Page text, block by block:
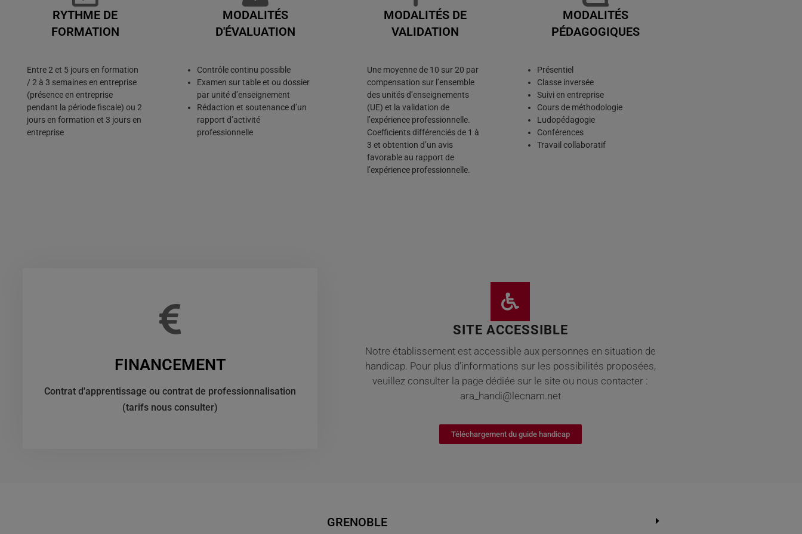
RYTHME DE
FORMATION
Entre 2 et 5 jours en formation
/ 2 à 3 semaines en entreprise
(présence en entreprise
pendant la période fiscale) ou 2
jours en formation et 3 jours en
entreprise
MODALITÉS
D'ÉVALUATION
Contrôle continu possible
Examen sur table et ou dossier
par unité d’enseignement
Rédaction et soutenance d’un
rapport d’activité
professionnelle
MODALITÉS DE
VALIDATION
Une moyenne de 10 sur 20 par
compensation sur l’ensemble
des unités d’enseignements
(UE) et la validation de
l’expérience professionnelle.
Coefficients différenciés de 1 à
3 et obtention d’un avis
favorable au rapport de
l’expérience professionnelle.
MODALITÉS
PÉDAGOGIQUES
Présentiel
Classe inversée
Suivi en entreprise
Cours de méthodologie
Ludopédagogie
Conférences
Travail collaboratif
FINANCEMENT
Contrat d'apprentissage ou contrat de professionnalisation
(tarifs nous consulter)
SITE ACCESSIBLE
Notre établissement est accessible aux personnes en situation de
handicap. Pour plus d’informations sur les possibilités proposées,
veuillez consulter la page dédiée sur le site ou nous contacter :
ara_handi@lecnam.net
Téléchargement du guide handicap
GRENOBLE